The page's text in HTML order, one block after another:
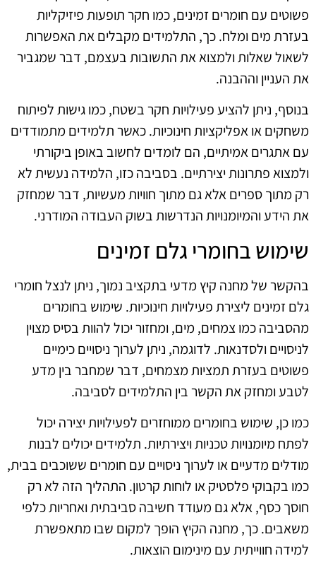
פשוטים עם חומרים זמינים, כמו חקר תופעות פיזיקליות
בעזרת מים ומלח. כך, התלמידים מקבלים את האפשרות
לשאול שאלות ולמצוא את התשובות בעצמם, דבר שמגביר
את העניין וההבנה.
בנוסף, ניתן להציע פעילויות חקר בשטח, כמו גישות לפיתוח
משחקים או אפליקציות חינוכיות. כאשר תלמידים מתמודדים
עם אתגרים אמיתיים, הם לומדים לחשוב באופן ביקורתי
ולמצוא פתרונות יצירתיים. בסביבה כזו, הלמידה נעשית לא
רק מתוך ספרים אלא גם מתוך חוויות מעשיות, דבר שמחזק
את הידע והמיומנויות הנדרשות בשוק העבודה המודרני.
שימוש בחומרי גלם זמינים
בהקשר של מחנה קיץ מדעי בתקציב נמוך, ניתן לנצל חומרי
גלם זמינים ליצירת פעילויות חינוכיות. שימוש בחומרים
מהסביבה כמו צמחים, מים, ומחזור יכול להוות בסיס מצוין
לניסויים ולסדנאות. לדוגמה, ניתן לערוך ניסויים כימיים
פשוטים בעזרת תמציות מצמחים, דבר שמחבר בין מדע
לטבע ומחזק את הקשר בין התלמידים לסביבה.
כמו כן, שימוש בחומרים ממוחזרים לפעילויות יצירה יכול
לפתח מיומנויות טכניות ויצירתיות. תלמידים יכולים לבנות
מודלים מדעיים או לערוך ניסויים עם חומרים ששוכבים בבית,
כמו בקבוקי פלסטיק או לוחות קרטון. התהליך הזה לא רק
חוסך כסף, אלא גם מעודד חשיבה סביבתית ואחריות כלפי
משאבים. כך, מחנה הקיץ הופך למקום שבו מתאפשרת
למידה חווייתית עם מינימום הוצאות.